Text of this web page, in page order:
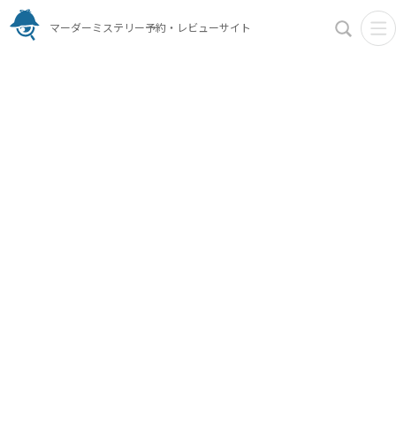
マーダーミステリー予約・レビューサイト